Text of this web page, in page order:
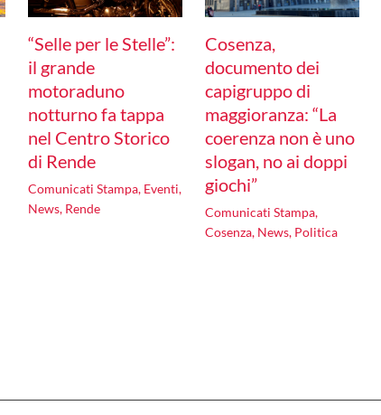
“Selle per le Stelle”:
il grande
motoraduno
notturno fa tappa
nel Centro Storico
di Rende
Comunicati Stampa, Eventi,
News, Rende
Cosenza,
documento dei
capigruppo di
maggioranza: “La
coerenza non è uno
slogan, no ai doppi
giochi”
Comunicati Stampa,
Cosenza, News, Politica